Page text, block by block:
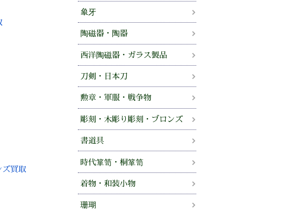
ズ買取
象牙
陶磁器・陶器
西洋陶磁器・ガラス製品
刀剣・日本刀
勲章・軍服・戦争物
彫刻・木彫り彫刻・ブロンズ
書道具
時代箪笥・桐箪笥
着物・和装小物
珊瑚